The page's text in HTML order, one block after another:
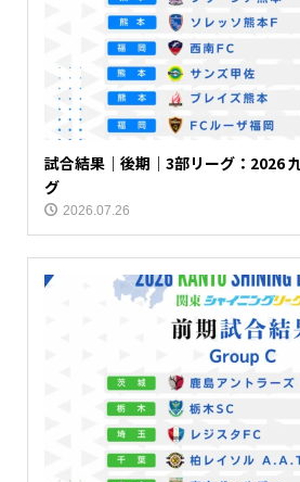
試合結果｜後期｜3部リーグ：2026
グ
2026.07.26